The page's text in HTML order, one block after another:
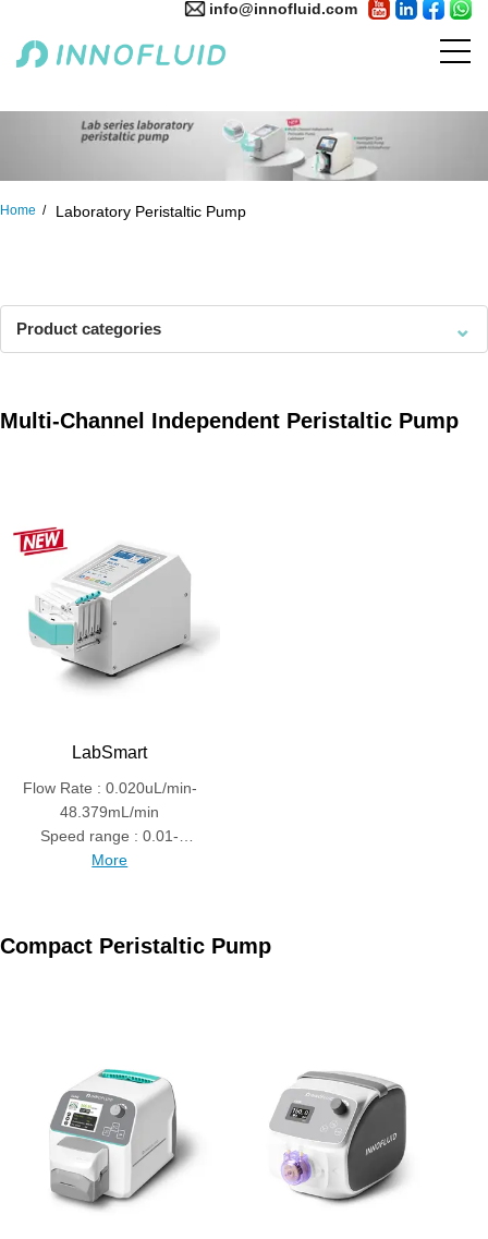
info@innofluid.com
Home Laboratory Peristaltic Pump
Product categories ⌄
Multi-Channel Independent Peristaltic Pump
LabSmart
Flow Rate : 0.020uL/min-
48.379mL/min
Speed range : 0.01-
150rpm
More
Compact Peristaltic Pump